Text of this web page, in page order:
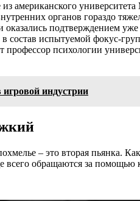
американского
органов гораздо
оказались подтверждением
испытуемой фокус-
профессор психологии
индустрии
– это вторая пьянка.
обращаются за помощью